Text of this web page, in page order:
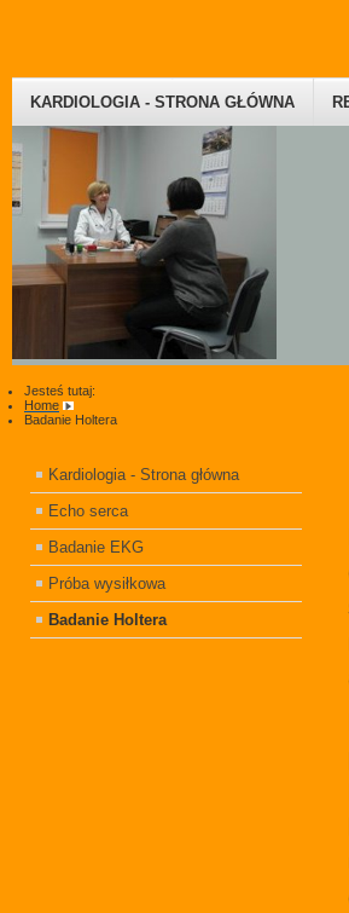
KARDIOLOGIA - STRONA GŁÓWNA
Jesteś tutaj:
Home
Badanie Holtera
Kardiologia - Strona główna
Echo serca
Badanie EKG
Próba wysiłkowa
Badanie Holtera